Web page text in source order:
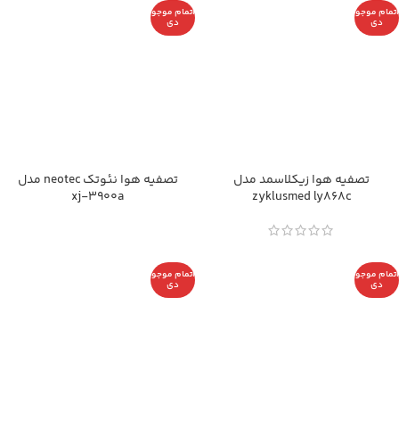
اتمام موجو
دی
تصفیه هوا زیکلاسمد مدل
zyklusmed ly868c
اتمام موجو
دی
تصفیه هوا نئوتک neotec مدل
xj-3900a
اتمام موجو
دی
اتمام موجو
دی